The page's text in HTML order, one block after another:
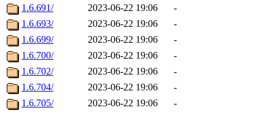
1.6.691/
2023-06-22 19:06
-
1.6.693/
2023-06-22 19:06
-
1.6.699/
2023-06-22 19:06
-
1.6.700/
2023-06-22 19:06
-
1.6.702/
2023-06-22 19:06
-
1.6.704/
2023-06-22 19:06
-
1.6.705/
2023-06-22 19:06
-